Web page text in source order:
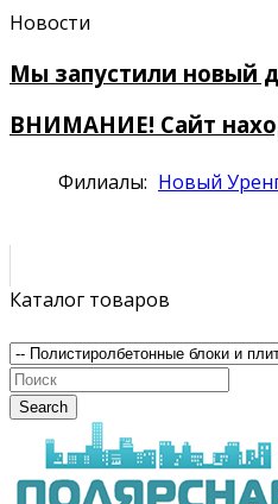
Новости
Мы запустили новый
ВНИМАНИЕ! Сайт
Филиалы: Новый
Каталог товаров
Search